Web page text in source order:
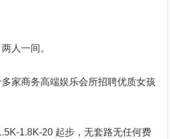
人一间。
家商务高端娱乐会所招聘优质女孩
1.8K-20 起步，无套路无任何费